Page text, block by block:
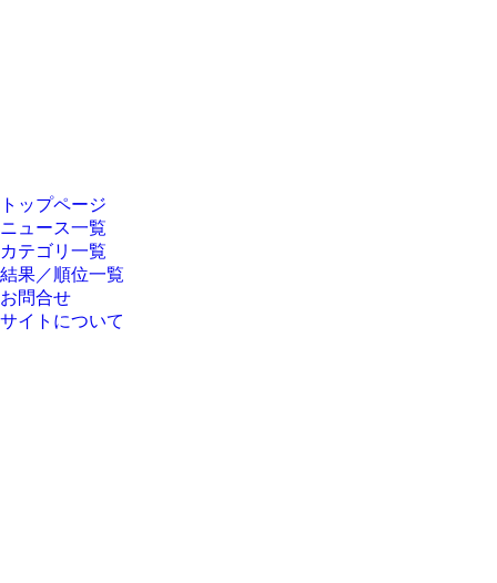
HOME
NEWS
CATEGORY
トップページ
ニュース一覧
カテゴリ一覧
結果／順位一覧
お問合せ
サイトについて